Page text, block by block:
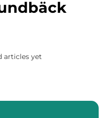
articles yet